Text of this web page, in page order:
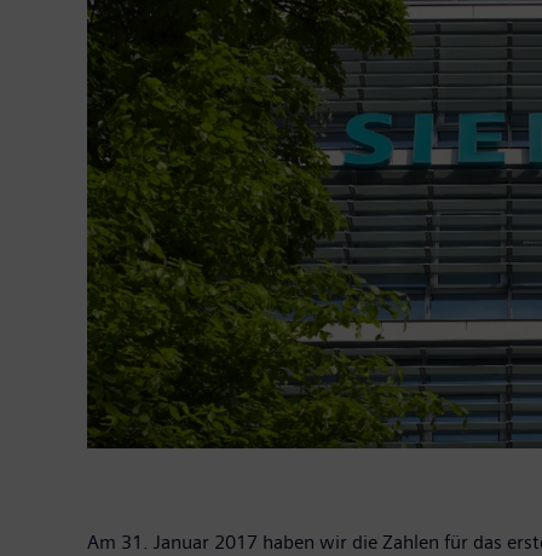
Am 31. Januar 2017 haben wir die Zahlen für das